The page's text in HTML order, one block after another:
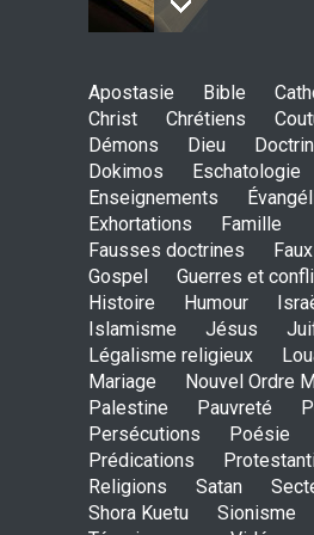
der
der wache-
3. April
Ein
Dokimos
3. April 2014
Der
kulissen-
Dokimos
2. April
Apostasie Bible
Christ
Chrétiens
Démons
Dieu
Dokimos
Eschatologie
Enseignements
Exhortations
Famille
Fausses doctrines
Gospel
Guerres et
Histoire
Humour
Islamisme
Jésus
Légalisme religieux
Mariage
Nouvel Ordre
Palestine
Pauvreté
Persécutions
Poésie
Prédications
Religions
Satan
Shora Kuetu
Sionisme